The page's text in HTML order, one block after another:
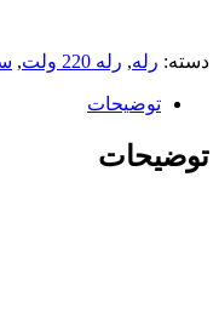
دسته: رله, رله 220 ولت ,
توضیحات
توضیحات